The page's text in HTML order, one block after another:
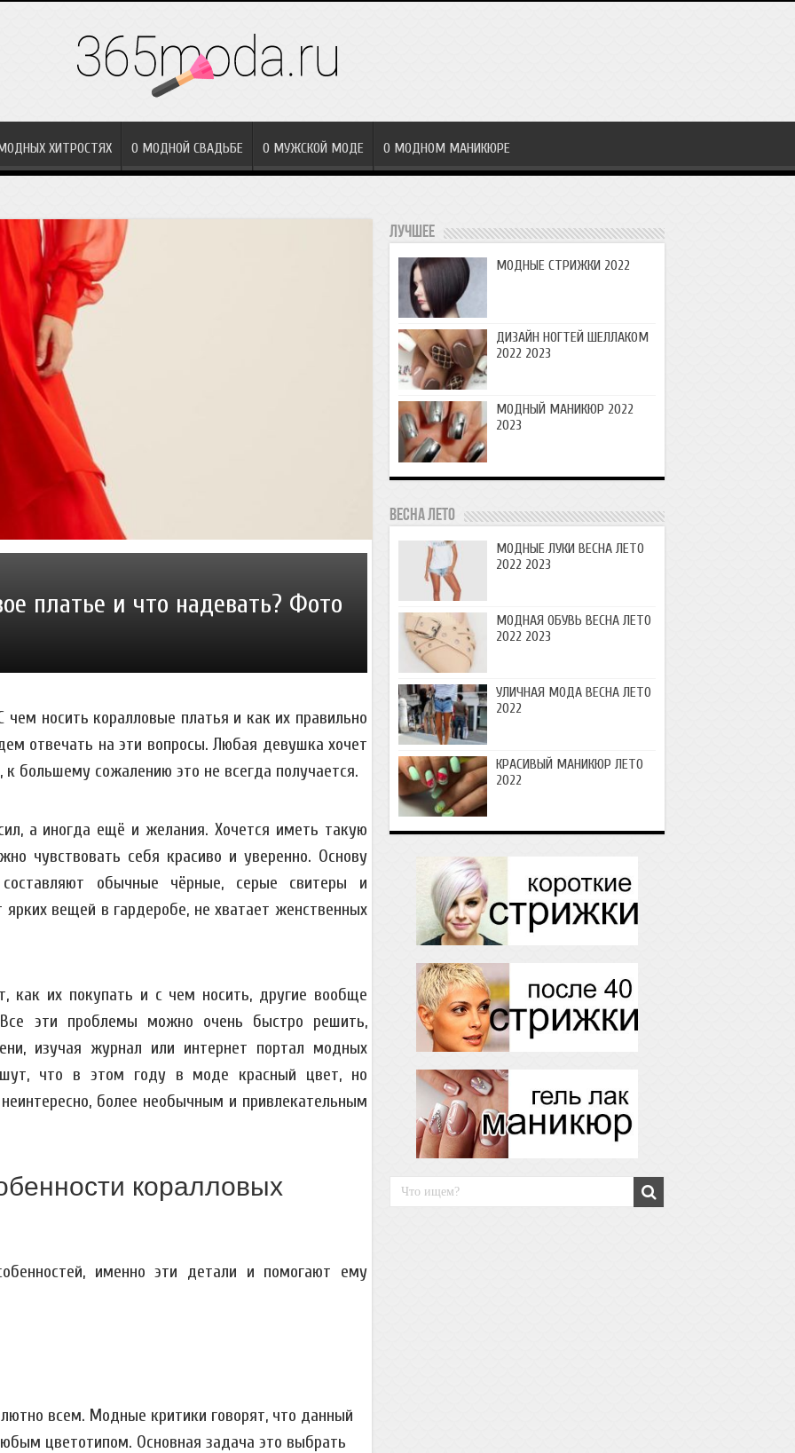
ХИТРОСТЯХ О МОДНОЙ СВАДЬБЕ О МУЖСКОЙ МОДЕ О МОДНОМ МАНИКЮРЕ
платье и что надевать? Фото
носить коралловые платья и как их правильно
отвечать на эти вопросы. Любая девушка хочет
к большему сожалению это не всегда получается.
а иногда ещё и желания. Хочется иметь такую
чувствовать себя красиво и уверенно. Основу
обычные чёрные, серые свитеры и
вещей в гардеробе, не хватает женственных
как их покупать и с чем носить, другие вообще
эти проблемы можно очень быстро решить,
изучая журнал или интернет портал модных
что в этом году в моде красный цвет, но
более необычным и привлекательным
коралловых
именно эти детали и помогают ему
всем. Модные критики говорят, что данный
цветотипом. Основная задача это выбрать
Лучшее
МОДНЫЕ СТРИЖКИ 2022
ДИЗАЙН НОГТЕЙ ШЕЛЛАКОМ
2022 2023
МОДНЫЙ МАНИКЮР 2022
2023
Весна лето
МОДНЫЕ ЛУКИ ВЕСНА ЛЕТО
2022 2023
МОДНАЯ ОБУВЬ ВЕСНА ЛЕТО
2022 2023
УЛИЧНАЯ МОДА ВЕСНА ЛЕТО
2022
КРАСИВЫЙ МАНИКЮР ЛЕТО
2022